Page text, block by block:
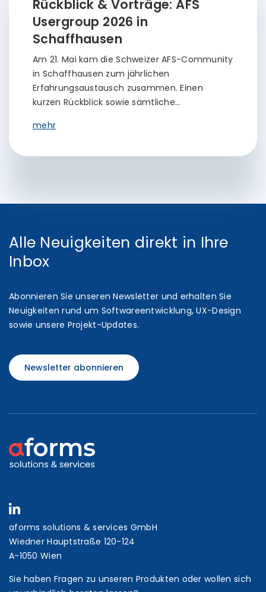
Rückblick & Vorträge: AFS
Usergroup 2026 in
Schaffhausen
Am 21. Mai kam die Schweizer AFS-Community
in Schaffhausen zum jährlichen
Erfahrungsaustausch zusammen. Einen
kurzen Rückblick sowie sämtliche…
mehr
Alle Neuigkeiten direkt in Ihre
Inbox
Abonnieren Sie unseren Newsletter und erhalten Sie
Neuigkeiten rund um Softwareentwicklung, UX-Design
sowie unsere Projekt-Updates.
Newsletter abonnieren
aforms solutions & services GmbH
Wiedner Hauptstraße 120-124
A-1050 Wien
Sie haben Fragen zu unseren Produkten oder wollen sich